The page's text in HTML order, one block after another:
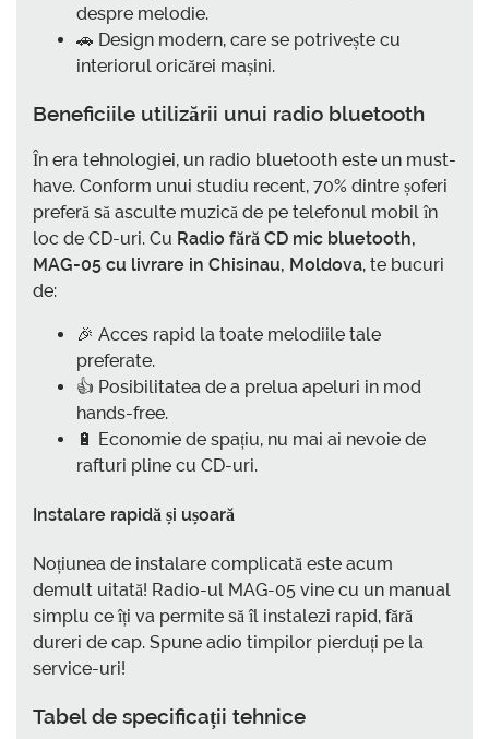
despre melodie.
🚗 Design modern, care se potrivește cu
interiorul oricărei mașini.
Beneficiile utilizării unui radio bluetooth
În era tehnologiei, un radio bluetooth este un must-
have. Conform unui studiu recent, 70% dintre șoferi
preferă să asculte muzică de pe telefonul mobil în
loc de CD-uri. Cu Radio fără CD mic bluetooth,
MAG-05 cu livrare in Chisinau, Moldova, te bucuri
de:
🎉 Acces rapid la toate melodiile tale
preferate.
👍 Posibilitatea de a prelua apeluri in mod
hands-free.
🔋 Economie de spațiu, nu mai ai nevoie de
rafturi pline cu CD-uri.
Instalare rapidă și ușoară
Noțiunea de instalare complicată este acum
demult uitată! Radio-ul MAG-05 vine cu un manual
simplu ce îți va permite să îl instalezi rapid, fără
dureri de cap. Spune adio timpilor pierduți pe la
service-uri!
Tabel de specificații tehnice